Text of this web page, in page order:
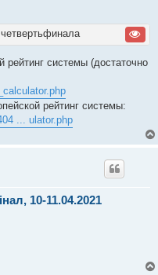
рейтинг системы (достаточно
рейтинг системы:
... ulator.php
10-11.04.2021